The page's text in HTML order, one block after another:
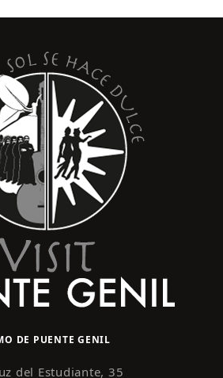
DE PUENTE GENIL
del Estudiante, 35